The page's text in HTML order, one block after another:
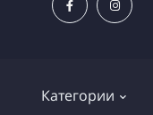
Категории